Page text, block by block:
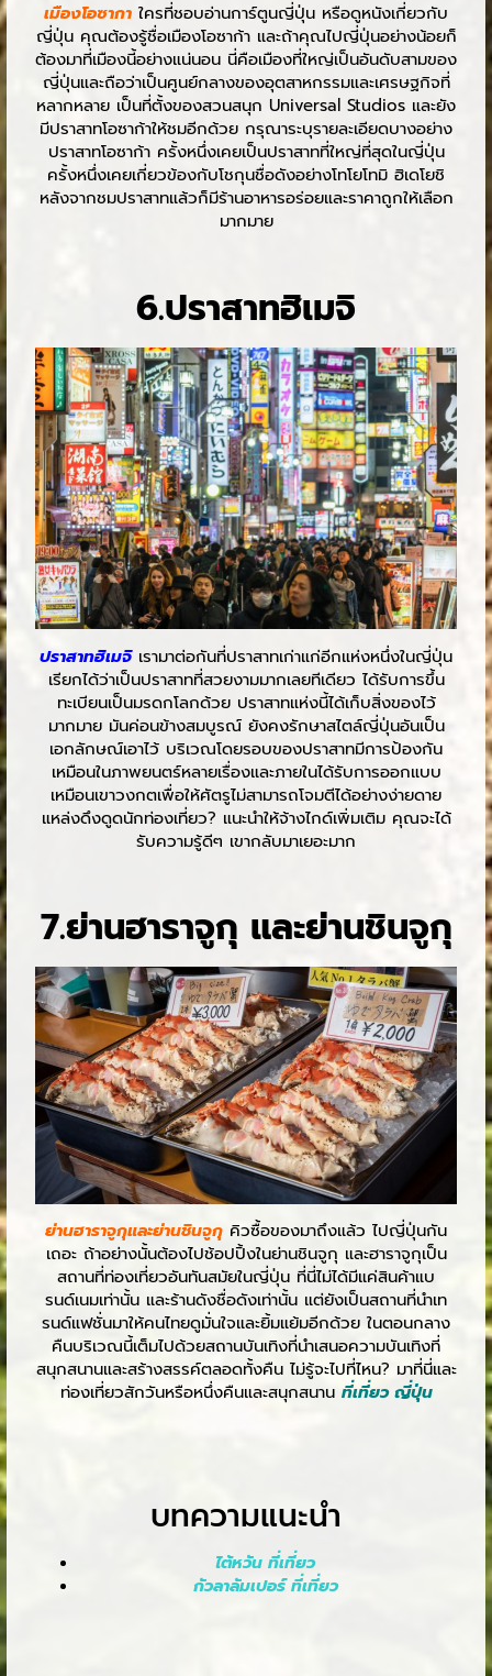
เมืองโอซากา ใครที่ชอบอ่านการ์ตูนญี่ปุ่น หรือดูหนังเกี่ยวกับ
ญี่ปุ่น คุณต้องรู้ชื่อเมืองโอซาก้า และถ้าคุณไปญี่ปุ่นอย่างน้อยก็
ต้องมาที่เมืองนี้อย่างแน่นอน นี่คือเมืองที่ใหญ่เป็นอันดับสามของ
ญี่ปุ่นและถือว่าเป็นศูนย์กลางของอุตสาหกรรมและเศรษฐกิจที่
หลากหลาย เป็นที่ตั้งของสวนสนุก Universal Studios และยัง
มีปราสาทโอซาก้าให้ชมอีกด้วย กรุณาระบุรายละเอียดบางอย่าง
ปราสาทโอซาก้า ครั้งหนึ่งเคยเป็นปราสาทที่ใหญ่ที่สุดในญี่ปุ่น
ครั้งหนึ่งเคยเกี่ยวข้องกับโชกุนชื่อดังอย่างโทโยโทมิ ฮิเดโยชิ
หลังจากชมปราสาทแล้วก็มีร้านอาหารอร่อยและราคาถูกให้เลือก
มากมาย
6.ปราสาทฮิเมจิ
ปราสาทฮิเมจิเรามาต่อกันที่ปราสาทเก่าแก่อีกแห่งหนึ่งในญี่ปุ่น
เรียกได้ว่าเป็นปราสาทที่สวยงามมากเลยทีเดียว ได้รับการขึ้น
ทะเบียนเป็นมรดกโลกด้วย ปราสาทแห่งนี้ได้เก็บสิ่งของไว้
มากมาย มันค่อนข้างสมบูรณ์ ยังคงรักษาสไตล์ญี่ปุ่นอันเป็น
เอกลักษณ์เอาไว้ บริเวณโดยรอบของปราสาทมีการป้องกัน
เหมือนในภาพยนตร์หลายเรื่องและภายในได้รับการออกแบบ
เหมือนเขาวงกตเพื่อให้ศัตรูไม่สามารถโจมตีได้อย่างง่ายดาย
แหล่งดึงดูดนักท่องเที่ยว? แนะนำให้จ้างไกด์เพิ่มเติม คุณจะได้
รับความรู้ดีๆ เขากลับมาเยอะมาก
7.ย่านฮาราจูกุ และย่านชินจูกุ
ย่านฮาราจูกุและย่านชินจูกุ คิวซื้อของมาถึงแล้ว ไปญี่ปุ่นกัน
เถอะ ถ้าอย่างนั้นต้องไปช้อปปิ้งในย่านชินจูกุ และฮาราจูกุเป็น
สถานที่ท่องเที่ยวอันทันสมัยในญี่ปุ่น ที่นี่ไม่ได้มีแค่สินค้าแบ
รนด์เนมเท่านั้น และร้านดังชื่อดังเท่านั้น แต่ยังเป็นสถานที่นำเท
รนด์แฟชั่นมาให้คนไทยดูมั่นใจและยิ้มแย้มอีกด้วย ในตอนกลาง
คืนบริเวณนี้เต็มไปด้วยสถานบันเทิงที่นำเสนอความบันเทิงที่
สนุกสนานและสร้างสรรค์ตลอดทั้งคืน ไม่รู้จะไปที่ไหน? มาที่นี่และ
ท่องเที่ยวสักวันหรือหนึ่งคืนและสนุกสนาน ที่เที่ยว ญี่ปุ่น
บทความแนะนำ
ไต้หวัน ที่เที่ยว
กัวลาลัมเปอร์ ที่เที่ยว